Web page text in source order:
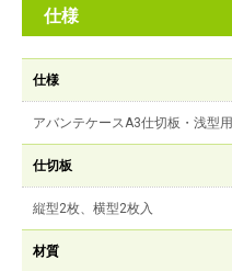
仕様
仕様
アバンテケースA3仕切板・浅型用
仕切板
縦型2枚、横型2枚入
材質